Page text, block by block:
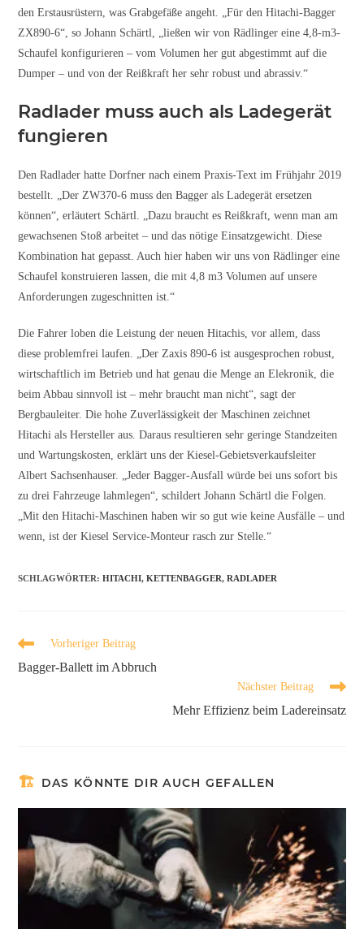
den Erstausrüstern, was Grabgefäße angeht. „Für den Hitachi-Bagger
ZX890-6“, so Johann Schärtl, „ließen wir von Rädlinger eine 4,8-m3-
Schaufel konfigurieren – vom Volumen her gut abgestimmt auf die
Dumper – und von der Reißkraft her sehr robust und abrassiv.“
Radlader muss auch als Ladegerät
fungieren
Den Radlader hatte Dorfner nach einem Praxis-Text im Frühjahr 2019
bestellt. „Der ZW370-6 muss den Bagger als Ladegerät ersetzen
können“, erläutert Schärtl. „Dazu braucht es Reißkraft, wenn man am
gewachsenen Stoß arbeitet – und das nötige Einsatzgewicht. Diese
Kombination hat gepasst. Auch hier haben wir uns von Rädlinger eine
Schaufel konstruieren lassen, die mit 4,8 m3 Volumen auf unsere
Anforderungen zugeschnitten ist.“
Die Fahrer loben die Leistung der neuen Hitachis, vor allem, dass
diese problemfrei laufen. „Der Zaxis 890-6 ist ausgesprochen robust,
wirtschaftlich im Betrieb und hat genau die Menge an Elekronik, die
beim Abbau sinnvoll ist – mehr braucht man nicht“, sagt der
Bergbauleiter. Die hohe Zuverlässigkeit der Maschinen zeichnet
Hitachi als Hersteller aus. Daraus resultieren sehr geringe Standzeiten
und Wartungskosten, erklärt uns der Kiesel-Gebietsverkaufsleiter
Albert Sachsenhauser. „Jeder Bagger-Ausfall würde bei uns sofort bis
zu drei Fahrzeuge lahmlegen“, schildert Johann Schärtl die Folgen.
„Mit den Hitachi-Maschinen haben wir so gut wie keine Ausfälle – und
wenn, ist der Kiesel Service-Monteur rasch zur Stelle.“
SCHLAGWÖRTER:HITACHI, KETTENBAGGER, RADLADER
Vorheriger Beitrag
Bagger-Ballett im Abbruch
Nächster Beitrag
Mehr Effizienz beim Ladereinsatz
DAS KÖNNTE DIR AUCH GEFALLEN